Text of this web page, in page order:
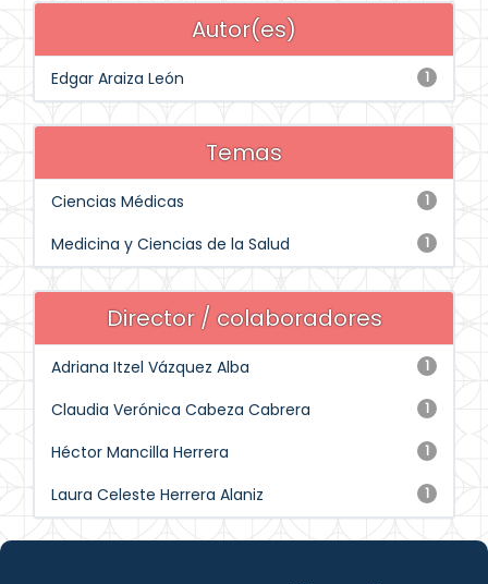
Autor(es)
1
Edgar Araiza León
Temas
1
Ciencias Médicas
1
Medicina y Ciencias de la Salud
Director / colaboradores
1
Adriana Itzel Vázquez Alba
1
Claudia Verónica Cabeza Cabrera
1
Héctor Mancilla Herrera
1
Laura Celeste Herrera Alaniz